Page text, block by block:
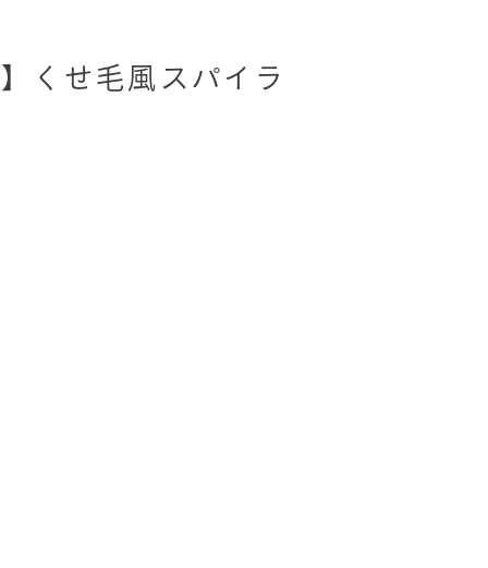
くせ毛風スパイラ